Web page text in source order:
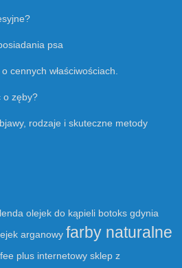
psa
cennych właściwościach.
o zęby?
rodzaje i skuteczne metody
olejek do kąpieli botoks gdynia
arganowy farby naturalne
plus internetowy sklep z